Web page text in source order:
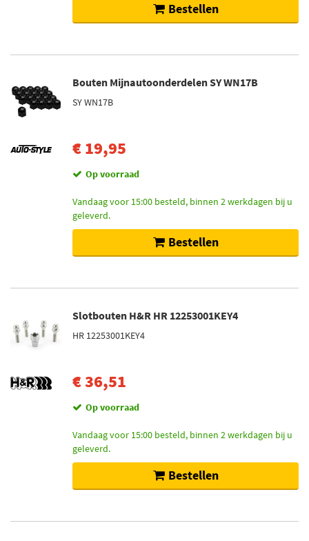
Bestellen
Bouten Mijnautoonderdelen SY WN17B
SY WN17B
€ 19,95
Op voorraad
Vandaag voor 15:00 besteld, binnen 2 werkdagen bij u
geleverd.
Bestellen
Slotbouten H&R HR 12253001KEY4
HR 12253001KEY4
€ 36,51
Op voorraad
Vandaag voor 15:00 besteld, binnen 2 werkdagen bij u
geleverd.
Bestellen